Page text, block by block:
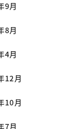
9月
8月
4月
12月
10月
7月